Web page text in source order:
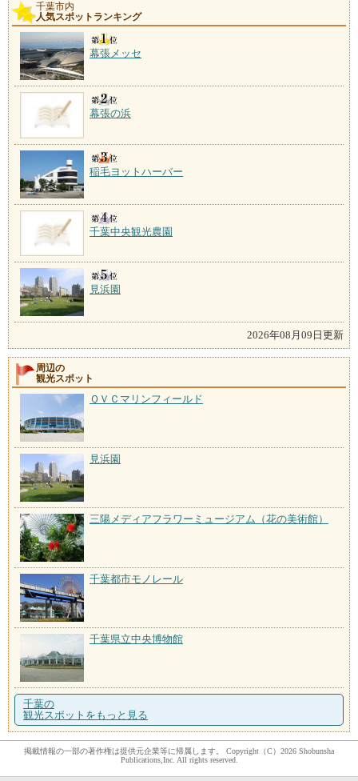
千葉市内
人気スポットランキング
幕張メッセ
幕張の浜
稲毛ヨットハーバー
千葉中央観光農園
見浜園
2026年08月09日更新
周辺の
観光スポット
ＱＶＣマリンフィールド
見浜園
三陽メディアフラワーミュージアム（花の美術館）
千葉都市モノレール
千葉県立中央博物館
千葉の
観光スポットをもっと見る
掲載情報の一部の著作権は提供元企業等に帰属します。 Copyright（C）2026 Shobunsha
Publications,Inc. All rights reserved.